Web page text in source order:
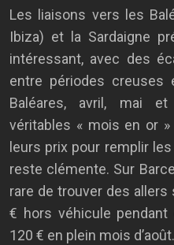
Les liaisons vers les
Ibiza) et la Sardaigne
intéressant, avec des
entre périodes creuses
Baléares, avril, mai
véritables « mois en or
leurs prix pour remplir
reste clémente. Sur
rare de trouver des
€ hors véhicule
120 € en plein mois d’août.